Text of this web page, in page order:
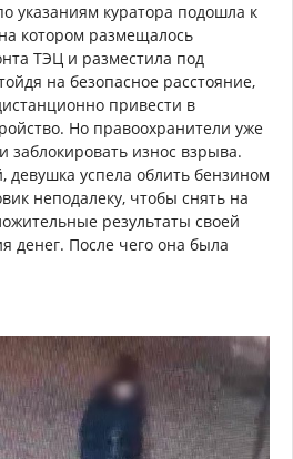
указаниям куратора подошла к
котором размещалось
ТЭЦ и разместила под
на безопасное расстояние,
привести в
Но правоохранители уже
заблокировать износ взрыва.
девушка успела облить бензином
неподалеку, чтобы снять на
результаты своей
денег. После чего она была